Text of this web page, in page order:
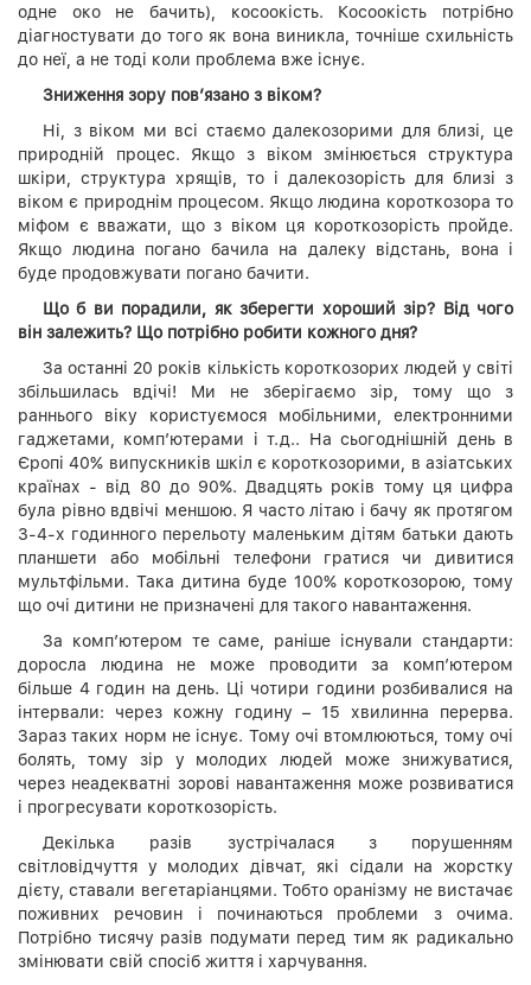
одне око не бачить), косоокість. Косоокість потрібно
діагностувати до того як вона виникла, точніше схильність
до неї, а не тоді коли проблема вже існує.
Зниження зору пов’язано з віком?
Ні, з віком ми всі стаємо далекозорими для близі, це
природній процес. Якщо з віком змінюється структура
шкіри, структура хрящів, то і далекозорість для близі з
віком є природнім процесом. Якщо людина короткозора то
міфом є вважати, що з віком ця короткозорість пройде.
Якщо людина погано бачила на далеку відстань, вона і
буде продовжувати погано бачити.
Що б ви порадили, як зберегти хороший зір? Від чого
він залежить? Що потрібно робити кожного дня?
За останні 20 років кількість короткозорих людей у світі
збільшилась вдічі! Ми не зберігаємо зір, тому що з
раннього віку користуємося мобільними, електронними
гаджетами, комп’ютерами і т.д.. На сьогоднішній день в
Єропі 40% випускників шкіл є короткозорими, в азіатських
країнах - від 80 до 90%. Двадцять років тому ця цифра
була рівно вдвічі меншою. Я часто літаю і бачу як протягом
3-4-х годинного перельоту маленьким дітям батьки дають
планшети або мобільні телефони гратися чи дивитися
мультфільми. Така дитина буде 100% короткозорою, тому
що очі дитини не призначені для такого навантаження.
За комп’ютером те саме, раніше існували стандарти:
доросла людина не може проводити за комп’ютером
більше 4 годин на день. Ці чотири години розбивалися на
інтервали: через кожну годину – 15 хвилинна перерва.
Зараз таких норм не існує. Тому очі втомлюються, тому очі
болять, тому зір у молодих людей може знижуватися,
через неадекватні зорові навантаження може розвиватися
і прогресувати короткозорість.
Декілька разів зустрічалася з порушенням
світловідчуття у молодих дівчат, які сідали на жорстку
дієту, ставали вегетаріанцями. Тобто оранізму не вистачає
поживних речовин і починаються проблеми з очима.
Потрібно тисячу разів подумати перед тим як радикально
змінювати свій спосіб життя і харчування.